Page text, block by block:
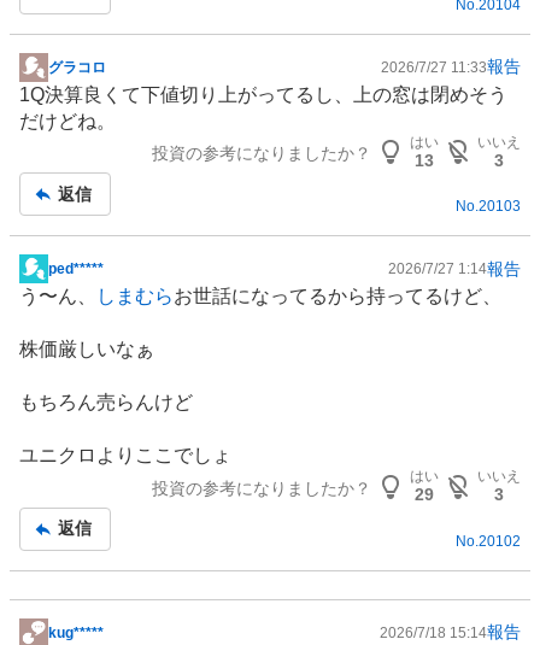
No. 20104
掲
示
板
グラコロ 2026/7/27 11:33報告
1Q決算良くて下値切り上がってるし、上の窓は閉めそう
だけどね。
投資の参考になりましたか？
はい
13
いいえ
3
返信
No.20103
掲
示
記
ped***** 2026/7/27 1:14報告
う〜ん、 しまむらお世話になってるから持ってるけど、
株価厳しいなぁ
もちろん売らんけど
ユニクロよりここでしょ
投資の参考になりましたか？
はい
29
いいえ
3
返信
No. 20102
kug***** 2026/7/18 15:14報告